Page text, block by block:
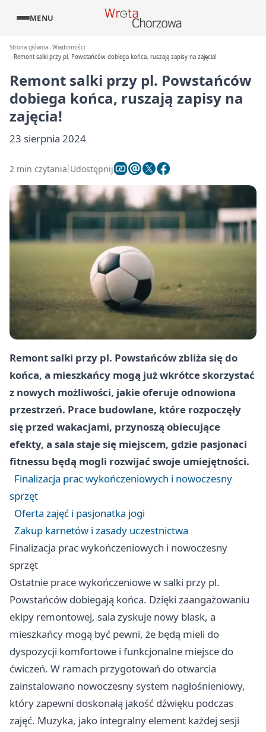
MENU
Strona główna Wiadomości
Remont salki przy pl. Powstańców dobiega końca, ruszają zapisy na zajęcia!
Remont salki przy pl. Powstańców
dobiega końca, ruszają zapisy na
zajęcia!
23 sierpnia 2024
2 min czytania Udostępnij
Remont salki przy pl. Powstańców zbliża się do
końca, a mieszkańcy mogą już wkrótce skorzystać
z nowych możliwości, jakie oferuje odnowiona
przestrzeń. Prace budowlane, które rozpoczęły
się przed wakacjami, przynoszą obiecujące
efekty, a sala staje się miejscem, gdzie pasjonaci
fitnessu będą mogli rozwijać swoje umiejętności.
Finalizacja prac wykończeniowych i nowoczesny
sprzęt
Oferta zajęć i pasjonatka jogi
Zakup karnetów i zasady uczestnictwa
Finalizacja prac wykończeniowych i nowoczesny
sprzęt
Ostatnie prace wykończeniowe w salki przy pl.
Powstańców dobiegają końca. Dzięki zaangażowaniu
ekipy remontowej, sala zyskuje nowy blask, a
mieszkańcy mogą być pewni, że będą mieli do
dyspozycji komfortowe i funkcjonalne miejsce do
ćwiczeń. W ramach przygotowań do otwarcia
zainstalowano nowoczesny system nagłośnieniowy,
który zapewni doskonałą jakość dźwięku podczas
zajęć. Muzyka, jako integralny element każdej sesji